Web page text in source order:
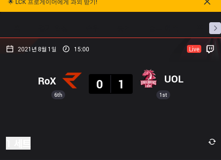
프로빌
2021년 8월 1일 15:00 Live
6th
RoX
0
1 UOL
1st